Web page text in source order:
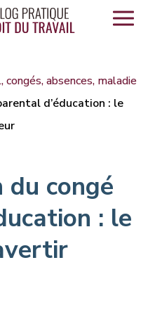
absences, maladie
d’éducation : le
congé
: le